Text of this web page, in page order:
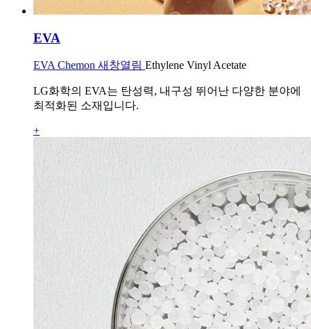
EVA
EVA Chemon 새창열림 Ethylene Vinyl Acetate
LG화학의 EVA는 탄성력, 내구성 뛰어난 다양한 분야에
최적화된 소재입니다.
+